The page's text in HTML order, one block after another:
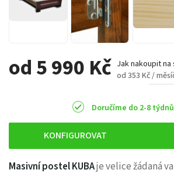
od 5 990 Kč Jak nakoupit na
od 353 Kč /
Doručíme do 2-8 týdnů
KONFIGUROVAT
Masivní postel KUBAje velice žádaná